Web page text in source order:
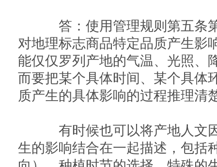
答：使用管理规则第五条
对地理标志商品特定品质产生影
能仅仅罗列产地的气温、光照、
而要把某个具体时间、某个具体
质产生的具体影响的过程推理清
有时候也可以将产地人文
生的影响结合在一起描述，包括